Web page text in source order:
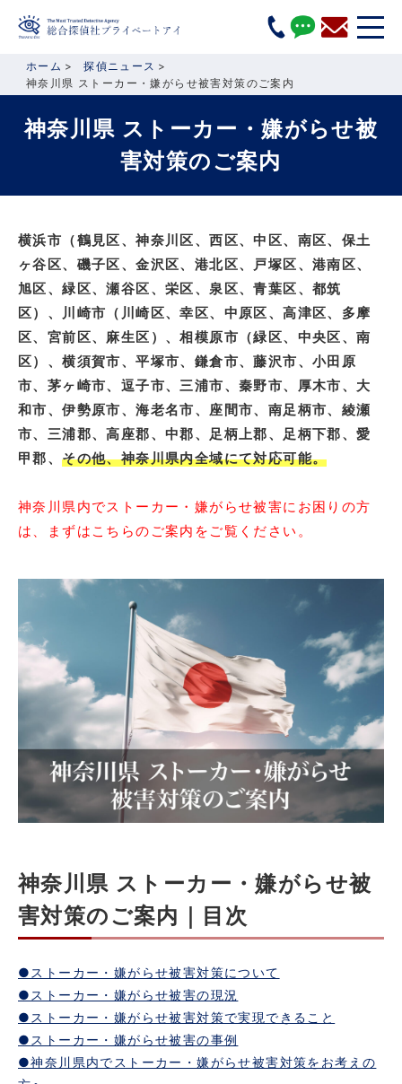
ホーム
探偵ニュース
神奈川県 ストーカー・嫌がらせ被害対策のご案内
神奈川県 ストーカー・嫌がらせ被
害対策のご案内
横浜市（鶴見区、神奈川区、西区、中区、南区、保土
ヶ谷区、磯子区、金沢区、港北区、戸塚区、港南区、
旭区、緑区、瀬谷区、栄区、泉区、青葉区、都筑
区）、川崎市（川崎区、幸区、中原区、高津区、多摩
区、宮前区、麻生区）、相模原市（緑区、中央区、南
区）、横須賀市、平塚市、鎌倉市、藤沢市、小田原
市、茅ヶ崎市、逗子市、三浦市、秦野市、厚木市、大
和市、伊勢原市、海老名市、座間市、南足柄市、綾瀬
市、三浦郡、高座郡、中郡、足柄上郡、足柄下郡、愛
甲郡、その他、神奈川県内全域にて対応可能。
神奈川県内でストーカー・嫌がらせ被害にお困りの方
は、まずはこちらのご案内をご覧ください。
神奈川県 ストーカー・嫌がらせ被
害対策のご案内｜目次
●ストーカー・嫌がらせ被害対策について
●ストーカー・嫌がらせ被害の現況
●ストーカー・嫌がらせ被害対策で実現できること
●ストーカー・嫌がらせ被害の事例
●神奈川県内でストーカー・嫌がらせ被害対策をお考えの